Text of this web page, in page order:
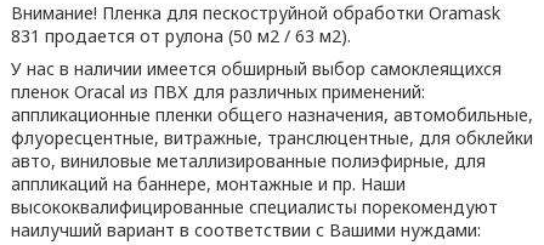
Внимание! Пленка для пескоструйной обработки Oramask
831 продается от рулона (50 м2 / 63 м2).
У нас в наличии имеется обширный выбор самоклеящихся
пленок Oracal из ПВХ для различных применений:
аппликационные пленки общего назначения, автомобильные,
флуоресцентные, витражные, транслюцентные, для обклейки
авто, виниловые металлизированные полиэфирные, для
аппликаций на баннере, монтажные и пр. Наши
высококвалифицированные специалисты порекомендуют
наилучший вариант в соответствии с Вашими нуждами: